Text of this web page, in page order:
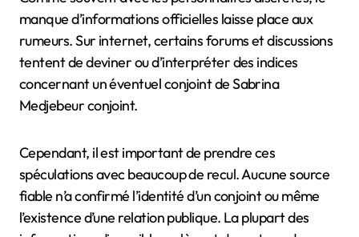
manque d’informations officielles laisse place aux
rumeurs. Sur internet, certains forums et discussions
tentent de deviner ou d’interpréter des indices
concernant un éventuel conjoint de Sabrina
Medjebeur conjoint.
Cependant, il est important de prendre ces
spéculations avec beaucoup de recul. Aucune source
fiable n’a confirmé l’identité d’un conjoint ou même
l’existence d’une relation publique. La plupart des